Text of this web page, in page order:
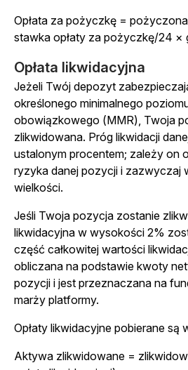
Opłata za pożyczkę =
stawka opłaty za pożyczkę/24 ×
Opłata likwidacyjna
Jeżeli Twój depozyt
określonego minimalnego
obowiązkowego (MMR), Twoja
zlikwidowana. Próg likwidacji
ustalonym procentem; zależy on
ryzyka danej pozycji i zazwyczaj
wielkości.
Jeśli Twoja pozycja zostanie
likwidacyjna w wysokości 2%
część całkowitej wartości
obliczana na podstawie kwoty
pozycji i jest przeznaczana na
marży platformy.
Opłaty likwidacyjne pobierane są
Aktywa zlikwidowane =